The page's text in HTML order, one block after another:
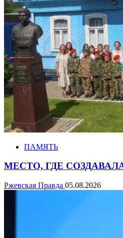
ПАМЯТЬ
МЕСТО, ГДЕ
Ржевская Правда 05.08.2026